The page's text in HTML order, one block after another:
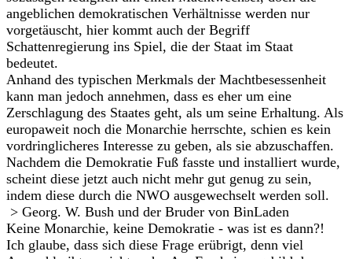
angeblichen demokratischen Verhältnisse werden nur
vorgetäuscht, hier kommt auch der Begriff
Schattenregierung ins Spiel, die der Staat im Staat
bedeutet.
Anhand des typischen Merkmals der Machtbesessenheit
kann man jedoch annehmen, dass es eher um eine
Zerschlagung des Staates geht, als um seine Erhaltung. Als
europaweit noch die Monarchie herrschte, schien es kein
vordringlicheres Interesse zu geben, als sie abzuschaffen.
Nachdem die Demokratie Fuß fasste und installiert wurde,
scheint diese jetzt auch nicht mehr gut genug zu sein,
indem diese durch die NWO ausgewechselt werden soll.
> Georg. W. Bush und der Bruder von BinLaden
Keine Monarchie, keine Demokratie - was ist es dann?!
Ich glaube, dass sich diese Frage erübrigt, denn viel